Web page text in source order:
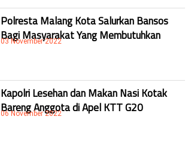
Polresta Malang Kota Salurkan Bansos
Bagi Masyarakat Yang Membutuhkan
03 November 2022
Kapolri Lesehan dan Makan Nasi Kotak
Bareng Anggota di Apel KTT G20
06 November 2022